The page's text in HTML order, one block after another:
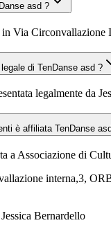
asd ?
in Via
di TenDanse asd ?
legalmente da
è affiliata TenDanse
a Associazione di
interna,3,
Jessica Bernardello